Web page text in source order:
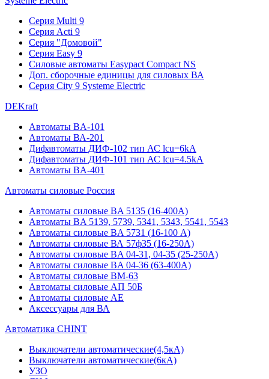
Серия Multi 9
Серия Acti 9
Серия "Домовой"
Серия Easy 9
Силовые автоматы Easypact Compact NS
Доп. сборочные единицы для силовых ВА
Серия City 9 Systeme Electric
DEKraft
Автоматы BA-101
Автоматы ВА-201
Дифавтоматы ДИФ-102 тип АС lcu=6kA
Дифавтоматы ДИФ-101 тип АС lcu=4.5kA
Автоматы BA-401
Автоматы силовые Россия
Автоматы силовые BA 5135 (16-400А)
Автоматы BA 5139, 5739, 5341, 5343, 5541, 5543
Автоматы силовые BA 5731 (16-100 А)
Автоматы силовые ВА 57ф35 (16-250А)
Автоматы силовые BA 04-31, 04-35 (25-250А)
Автоматы силовые BA 04-36 (63-400А)
Автоматы силовые ВМ-63
Автоматы силовые АП 50Б
Автоматы силовые АЕ
Аксессуары для ВА
Автоматика CHINT
Выключатели автоматические(4,5кА)
Выключатели автоматические(6кА)
УЗО